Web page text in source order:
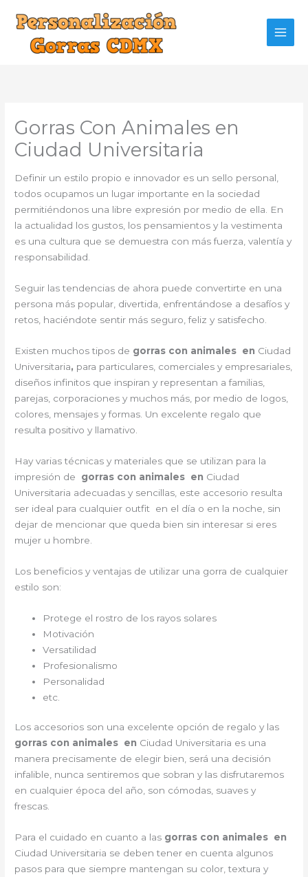
contenido
Gorras Con Animales en
Ciudad Universitaria
Definir un estilo propio e innovador es un sello personal,
todos ocupamos un lugar importante en la sociedad
permitiéndonos una libre expresión por medio de ella. En
la actualidad los gustos, los pensamientos y la vestimenta
es una cultura que se demuestra con más fuerza, valentía y
responsabilidad.
Seguir las tendencias de ahora puede convertirte en una
persona más popular, divertida, enfrentándose a desafíos y
retos, haciéndote sentir más seguro, feliz y satisfecho.
Existen muchos tipos de gorras con animales en Ciudad
Universitaria, para particulares, comerciales y empresariales,
diseños infinitos que inspiran y representan a familias,
parejas, corporaciones y muchos más, por medio de logos,
colores, mensajes y formas. Un excelente regalo que
resulta positivo y llamativo.
Hay varias técnicas y materiales que se utilizan para la
impresión de gorras con animales en Ciudad
Universitaria adecuadas y sencillas, este accesorio resulta
ser ideal para cualquier outfit en el día o en la noche, sin
dejar de mencionar que queda bien sin interesar si eres
mujer u hombre.
Los beneficios y ventajas de utilizar una gorra de cualquier
estilo son:
Protege el rostro de los rayos solares
Motivación
Versatilidad
Profesionalismo
Personalidad
etc.
Los accesorios son una excelente opción de regalo y las
gorras con animales en Ciudad Universitaria es una
manera precisamente de elegir bien, será una decisión
infalible, nunca sentiremos que sobran y las disfrutaremos
en cualquier época del año, son cómodas, suaves y
frescas.
Para el cuidado en cuanto a las gorras con animales en
Ciudad Universitaria se deben tener en cuenta algunos
pasos para que siempre mantengan su color, textura y